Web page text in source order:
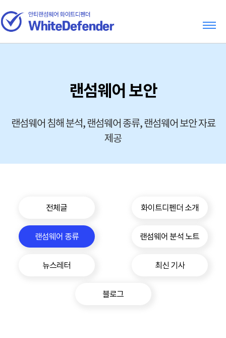
랜섬웨어 보안
랜섬웨어 침해 분석, 랜섬웨어 종류, 랜섬웨어 보안 자료
제공
전체글 화이트디펜더 소개
랜섬웨어 종류 랜섬웨어 분석 노트
뉴스레터 최신 기사
블로그